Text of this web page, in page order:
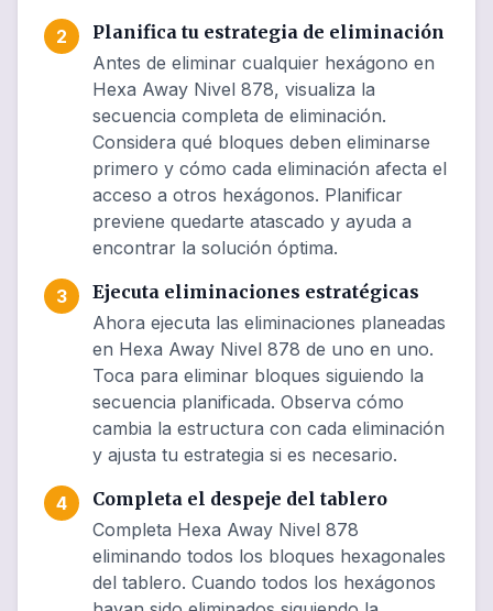
2
Planifica tu estrategia de eliminación
Antes de eliminar cualquier hexágono en
Hexa Away Nivel 878, visualiza la
secuencia completa de eliminación.
Considera qué bloques deben eliminarse
primero y cómo cada eliminación afecta el
acceso a otros hexágonos. Planificar
previene quedarte atascado y ayuda a
encontrar la solución óptima.
3
Ejecuta eliminaciones estratégicas
Ahora ejecuta las eliminaciones planeadas
en Hexa Away Nivel 878 de uno en uno.
Toca para eliminar bloques siguiendo la
secuencia planificada. Observa cómo
cambia la estructura con cada eliminación
y ajusta tu estrategia si es necesario.
4
Completa el despeje del tablero
Completa Hexa Away Nivel 878
eliminando todos los bloques hexagonales
del tablero. Cuando todos los hexágonos